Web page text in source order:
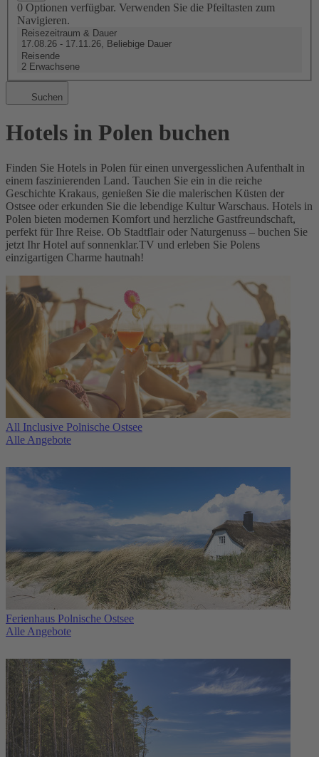
0 Optionen verfügbar. Verwenden Sie die Pfeiltasten zum
Navigieren.
Reisezeitraum & Dauer
17.08.26 - 17.11.26, Beliebige Dauer
Reisende
2 Erwachsene
Suchen
Hotels in Polen buchen
Finden Sie Hotels in Polen für einen unvergesslichen Aufenthalt in
einem faszinierenden Land. Tauchen Sie ein in die reiche
Geschichte Krakaus, genießen Sie die malerischen Küsten der
Ostsee oder erkunden Sie die lebendige Kultur Warschaus. Hotels in
Polen bieten modernen Komfort und herzliche Gastfreundschaft,
perfekt für Ihre Reise. Ob Stadtflair oder Naturgenuss – buchen Sie
jetzt Ihr Hotel auf sonnenklar.TV und erleben Sie Polens
einzigartigen Charme hautnah!
All Inclusive Polnische Ostsee
Alle Angebote
Ferienhaus Polnische Ostsee
Alle Angebote